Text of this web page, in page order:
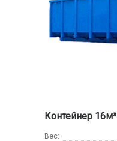
Контейнер 16м³
Вес: